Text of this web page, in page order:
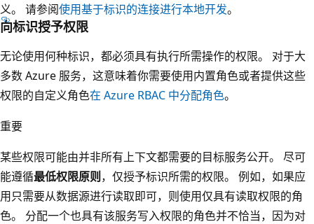
义。 请参阅使用基于标识的连接进行本地开发。
向标识授予权限
无论使用何种标识，都必须具有执行所需操作的权限。 对于大
多数 Azure 服务，这意味着你需要使用内置角色或者提供这些
权限的自定义角色在 Azure RBAC 中分配角色。
重要
某些权限可能由并非所有上下文都需要的目标服务公开。 尽可
能遵循最低权限原则，仅授予标识所需的权限。 例如，如果应
用只需要从数据源进行读取即可，则使用仅具有读取权限的角
色。 分配一个也具有该服务写入权限的角色并不恰当，因为对